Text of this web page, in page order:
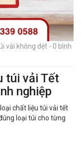
vải không dệt - 0 bình
túi vải Tết
nghiệp
chất liệu túi vải tết
loại túi cho từng